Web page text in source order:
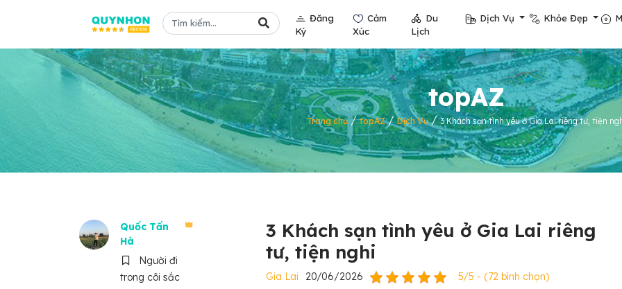
Đăng
Ký
Cảm
Xúc
Du
Lịch
Dịch Vụ Khỏe Đẹp
topAZ
Trang chủ/topAZ/Dịch Vụ/3 Khách sạn tình yêu ở Gia Lai riêng tư, tiện
Quốc Tấn
Hà
Người đi
trong cõi sắc
3 Khách sạn tình yêu ở Gia Lai riêng
tư, tiện nghi
Gia Lai 20/06/2026 5/5 - (72 bình chọn)